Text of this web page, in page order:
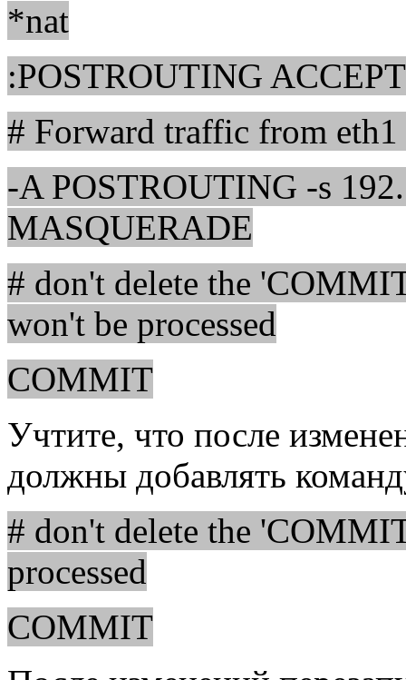
*nat
:POSTROUTING
# Forward traffic from
-A POSTROUTING -s
MASQUERADE
# don't delete the
won't be processed
COMMIT
Учтите, что после
должны добавлять
# don't delete the
processed
COMMIT